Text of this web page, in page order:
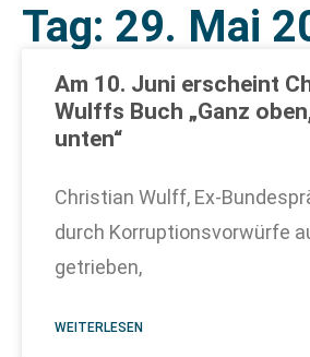
Tag: 29. Mai
Am 10. Juni erscheint
Wulffs Buch „Ganz
unten“
Christian Wulff, Ex-
durch Korruptionsvorwürfe
getrieben,
WEITERLESEN